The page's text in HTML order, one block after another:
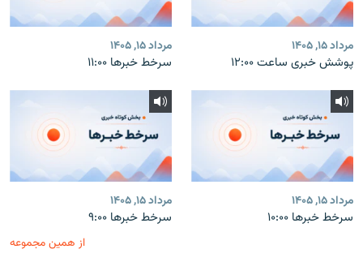
مرداد ۱۵, ۱۴۰۵
پوشش خبری ساعت ۱۲:۰۰
مرداد ۱۵, ۱۴۰۵
سرخط خبرها ۱۱:۰۰
مرداد ۱۵, ۱۴۰۵
سرخط خبرها ۱۰:۰۰
مرداد ۱۵, ۱۴۰۵
سرخط خبرها ۹:۰۰
از همین مجموعه